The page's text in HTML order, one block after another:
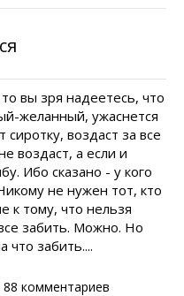
вы зря надеетесь, что
желанный, ужаснется
воздаст за все
воздаст, а если и
Ибо сказано - у кого
не нужен тот, кто
к тому, что нельзя
забить. Можно. Но
что забить....
88 комментариев